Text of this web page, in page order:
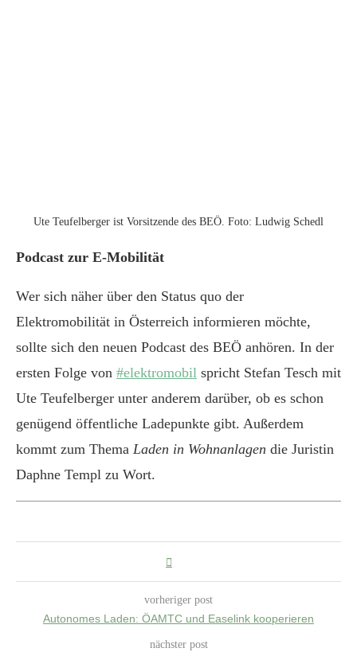
Ute Teufelberger ist Vorsitzende des BEÖ. Foto: Ludwig Schedl
Podcast zur E-Mobilität
Wer sich näher über den Status quo der
Elektromobilität in Österreich informieren möchte,
sollte sich den neuen Podcast des BEÖ anhören. In der
ersten Folge von #elektromobil spricht Stefan Tesch mit
Ute Teufelberger unter anderem darüber, ob es schon
genügend öffentliche Ladepunkte gibt. Außerdem
kommt zum Thema Laden in Wohnanlagen die Juristin
Daphne Templ zu Wort.
vorheriger post
Autonomes Laden: ÖAMTC und Easelink kooperieren
nächster post